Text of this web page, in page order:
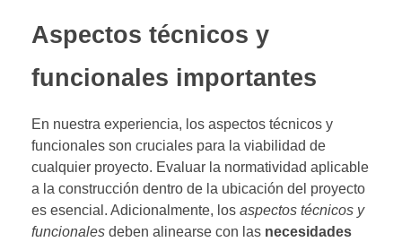
Aspectos técnicos y
funcionales importantes
En nuestra experiencia, los aspectos técnicos y
funcionales son cruciales para la viabilidad de
cualquier proyecto. Evaluar la normatividad aplicable
a la construcción dentro de la ubicación del proyecto
es esencial. Adicionalmente, los aspectos técnicos y
funcionales deben alinearse con las necesidades